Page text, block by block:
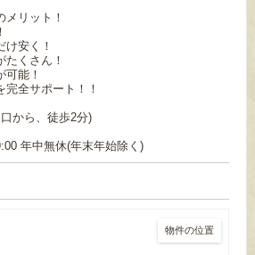
メリット！
け安く！
たくさん！
可能！
全サポート！！
から、徒歩2分)
年中無休(年末年始除く)
物件の位置